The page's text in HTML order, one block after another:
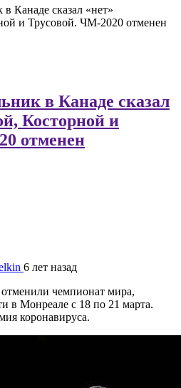
Канаде сказал «нет»
и Трусовой. ЧМ-2020 отменен
в Канаде сказал
Косторной и
отменен
6 лет назад
чемпионат мира,
в Монреале с 18 по 21 марта.
коронавируса.